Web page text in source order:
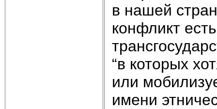
в нашей
конфликт
“в которых
или
имени